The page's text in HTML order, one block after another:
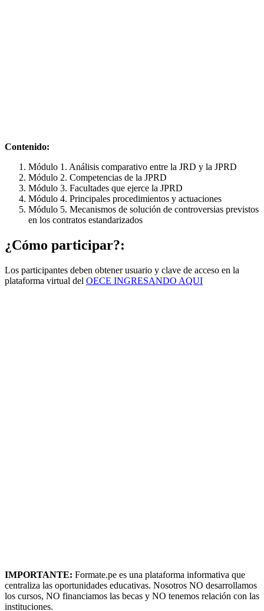
Contenido:
Módulo 1. Análisis comparativo entre la JRD y la JPRD
Módulo 2. Competencias de la JPRD
Módulo 3. Facultades que ejerce la JPRD
Módulo 4. Principales procedimientos y actuaciones
Módulo 5. Mecanismos de solución de controversias previstos
en los contratos estandarizados
¿Cómo participar?:
Los participantes deben obtener usuario y clave de acceso en la
plataforma virtual del OECE INGRESANDO AQUI
IMPORTANTE: Formate.pe es una plataforma informativa que
centraliza las oportunidades educativas. Nosotros NO desarrollamos
los cursos, NO financiamos las becas y NO tenemos relación con las
instituciones.